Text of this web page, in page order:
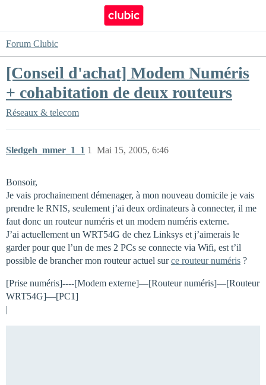
Forum Clubic
[Conseil d'achat] Modem Numéris
+ cohabitation de deux routeurs
Réseaux & telecom
Sledgeh_mmer_1_1 Mai 15, 2005, 6:46
1
Bonsoir,
Je vais prochainement démenager, à mon nouveau domicile je vais
prendre le RNIS, seulement j’ai deux ordinateurs à connecter, il me
faut donc un routeur numéris et un modem numéris externe.
J’ai actuellement un WRT54G de chez Linksys et j’aimerais le
garder pour que l’un de mes 2 PCs se connecte via Wifi, est t’il
possible de brancher mon routeur actuel surce routeur numéris ?
[Prise numéris]----[Modem externe]—[Routeur numéris]—[Routeur
WRT54G]—[PC1]
|